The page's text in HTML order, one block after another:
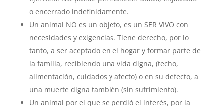
o encerrado indefinidamente.
Un animal NO es un objeto, es un SER VIVO con
necesidades y exigencias. Tiene derecho, por lo
tanto, a ser aceptado en el hogar y formar parte de
la familia, recibiendo una vida digna, (techo,
alimentación, cuidados y afecto) o en su defecto, a
una muerte digna también (sin sufrimiento).
Un animal por el que se perdió el interés, por la